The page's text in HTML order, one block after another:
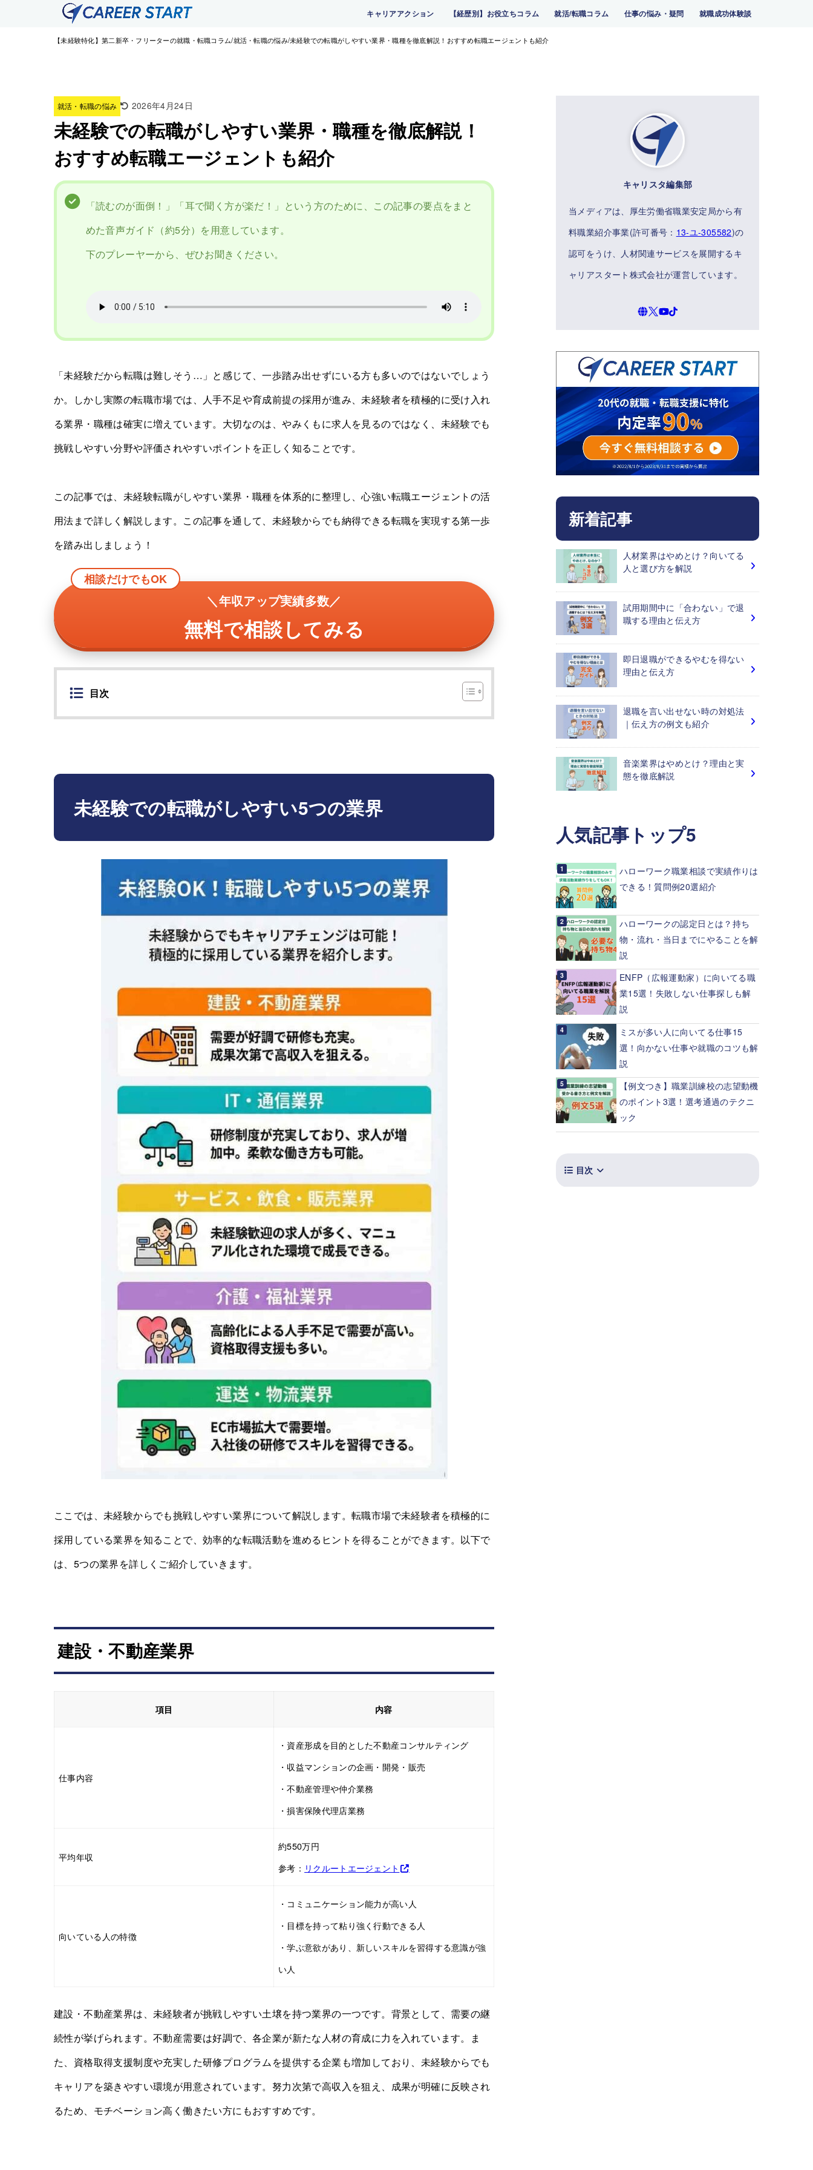
キャリアアクション 【経歴別】お役立ちコラム 就活/転職コラム 仕事の悩み・疑問 就職成功体験談
【未経験特化】第二新卒・フリーターの就職・転職コラム 就活・転職の悩み 未経験での転職がしやすい業界・職種を徹底解説！おすすめ転職エージェントも紹介
就活・転職の悩み 2026年4月24日
未経験での転職がしやすい業界・職種を徹底解説！
おすすめ転職エージェントも紹介
「読むのが面倒！」「耳で聞く方が楽だ！」という方のために、この記事の要点をまと
めた音声ガイド（約5分）を用意しています。
下のプレーヤーから、ぜひお聞きください。
「未経験だから転職は難しそう…」と感じて、一歩踏み出せずにいる方も多いのではないでしょう
か。しかし実際の転職市場では、人手不足や育成前提の採用が進み、未経験者を積極的に受け入れ
る業界・職種は確実に増えています。大切なのは、やみくもに求人を見るのではなく、未経験でも
挑戦しやすい分野や評価されやすいポイントを正しく知ることです。
この記事では、未経験転職がしやすい業界・職種を体系的に整理し、心強い転職エージェントの活
用法まで詳しく解説します。この記事を通して、未経験からでも納得できる転職を実現する第一歩
を踏み出しましょう！
相談だけでもOK
＼年収アップ実績多数／
無料で相談してみる
目次
未経験での転職がしやすい5つの業界
ここでは、未経験からでも挑戦しやすい業界について解説します。転職市場で未経験者を積極的に
採用している業界を知ることで、効率的な転職活動を進めるヒントを得ることができます。以下で
は、5つの業界を詳しくご紹介していきます。
建設・不動産業界
項目 内容
仕事内容
・資産形成を目的とした不動産コンサルティング
・収益マンションの企画・開発・販売
・不動産管理や仲介業務
・損害保険代理店業務
平均年収
約550万円
参考： リクルートエージェント
向いている人の特徴
・コミュニケーション能力が高い人
・目標を持って粘り強く行動できる人
・学ぶ意欲があり、新しいスキルを習得する意識が強
い人
建設・不動産業界は、未経験者が挑戦しやすい土壌を持つ業界の一つです。背景として、需要の継
続性が挙げられます。不動産需要は好調で、各企業が新たな人材の育成に力を入れています。ま
た、資格取得支援制度や充実した研修プログラムを提供する企業も増加しており、未経験からでも
キャリアを築きやすい環境が用意されています。努力次第で高収入を狙え、成果が明確に反映され
るため、モチベーション高く働きたい方にもおすすめです。
キャリスタ編集部
当メディアは、厚生労働省職業安定局から有
料職業紹介事業(許可番号： 13-ユ-305582)の
認可をうけ、人材関連サービスを展開するキ
ャリアスタート株式会社が運営しています。
新着記事
人材業界はやめとけ？向いてる
人と選び方を解説
試用期間中に「合わない」で退
職する理由と伝え方
即日退職ができるやむを得ない
理由と伝え方
退職を言い出せない時の対処法
｜伝え方の例文も紹介
音楽業界はやめとけ？理由と実
態を徹底解説
人気記事トップ5
ハローワーク職業相談で実績作りは
できる！質問例20選紹介
ハローワークの認定日とは？持ち
物・流れ・当日までにやることを解
説
ENFP（広報運動家）に向いてる職
業15選！失敗しない仕事探しも解
説
ミスが多い人に向いてる仕事15
選！向かない仕事や就職のコツも解
説
【例文つき】職業訓練校の志望動機
のポイント3選！選考通過のテクニ
ック
目次